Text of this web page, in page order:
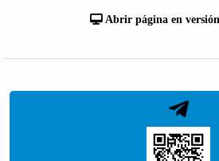
Abrir página en